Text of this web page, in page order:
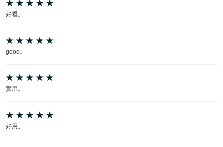
好看。
good。
實用。
好用。